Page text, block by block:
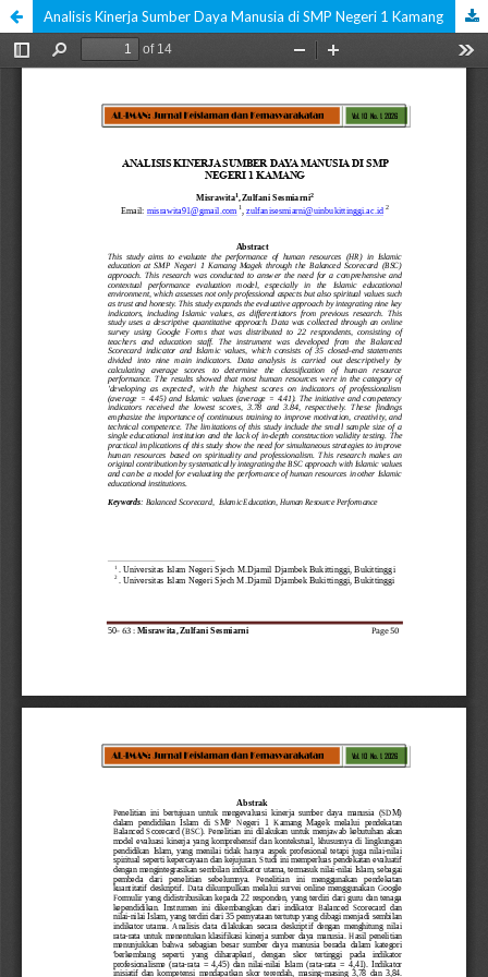
Analisis Kinerja Sumber Daya Manusia di SMP Negeri 1 Kamang